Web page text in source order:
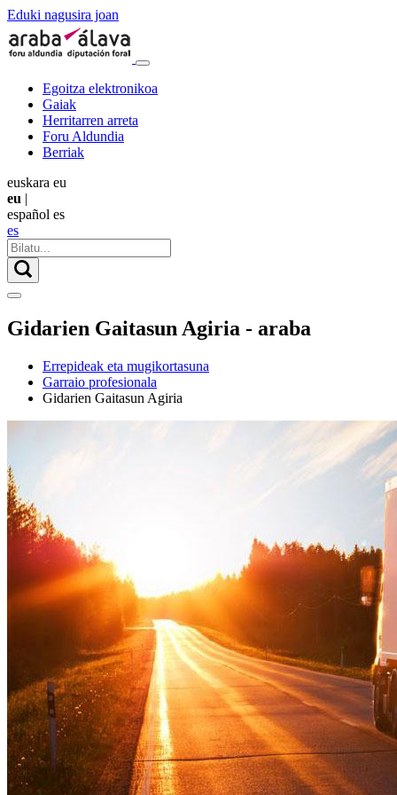
Eduki nagusira joan
Egoitza elektronikoa
Gaiak
Herritarren arreta
Foru Aldundia
Berriak
euskara eu
eu |
español es
es
Gidarien Gaitasun Agiria - araba
Errepideak eta mugikortasuna
Garraio profesionala
Gidarien Gaitasun Agiria